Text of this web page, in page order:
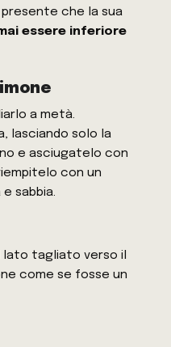
che la sua
essere inferiore
a metà.
lasciando solo la
e asciugatelo con
con un
sabbia.
lato tagliato verso il
come se fosse un